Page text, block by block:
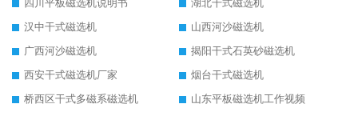
四川平板磁选机说明书
湖北干式磁选机
汉中干式磁选机
山西河沙磁选机
广西河沙磁选机
揭阳干式石英砂磁选机
西安干式磁选机厂家
烟台干式磁选机
桥西区干式多磁系磁选机
山东平板磁选机工作视频